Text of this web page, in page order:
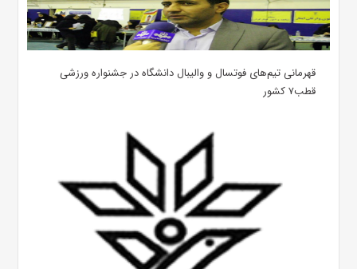
قهرمانی تیم‌های فوتسال و والیبال دانشگاه در جشنواره ورزشی
قطب۷ کشور